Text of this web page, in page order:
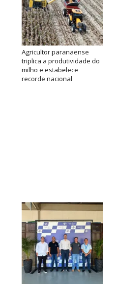
Agricultor paranaense
triplica a produtividade do
milho e estabelece
recorde nacional